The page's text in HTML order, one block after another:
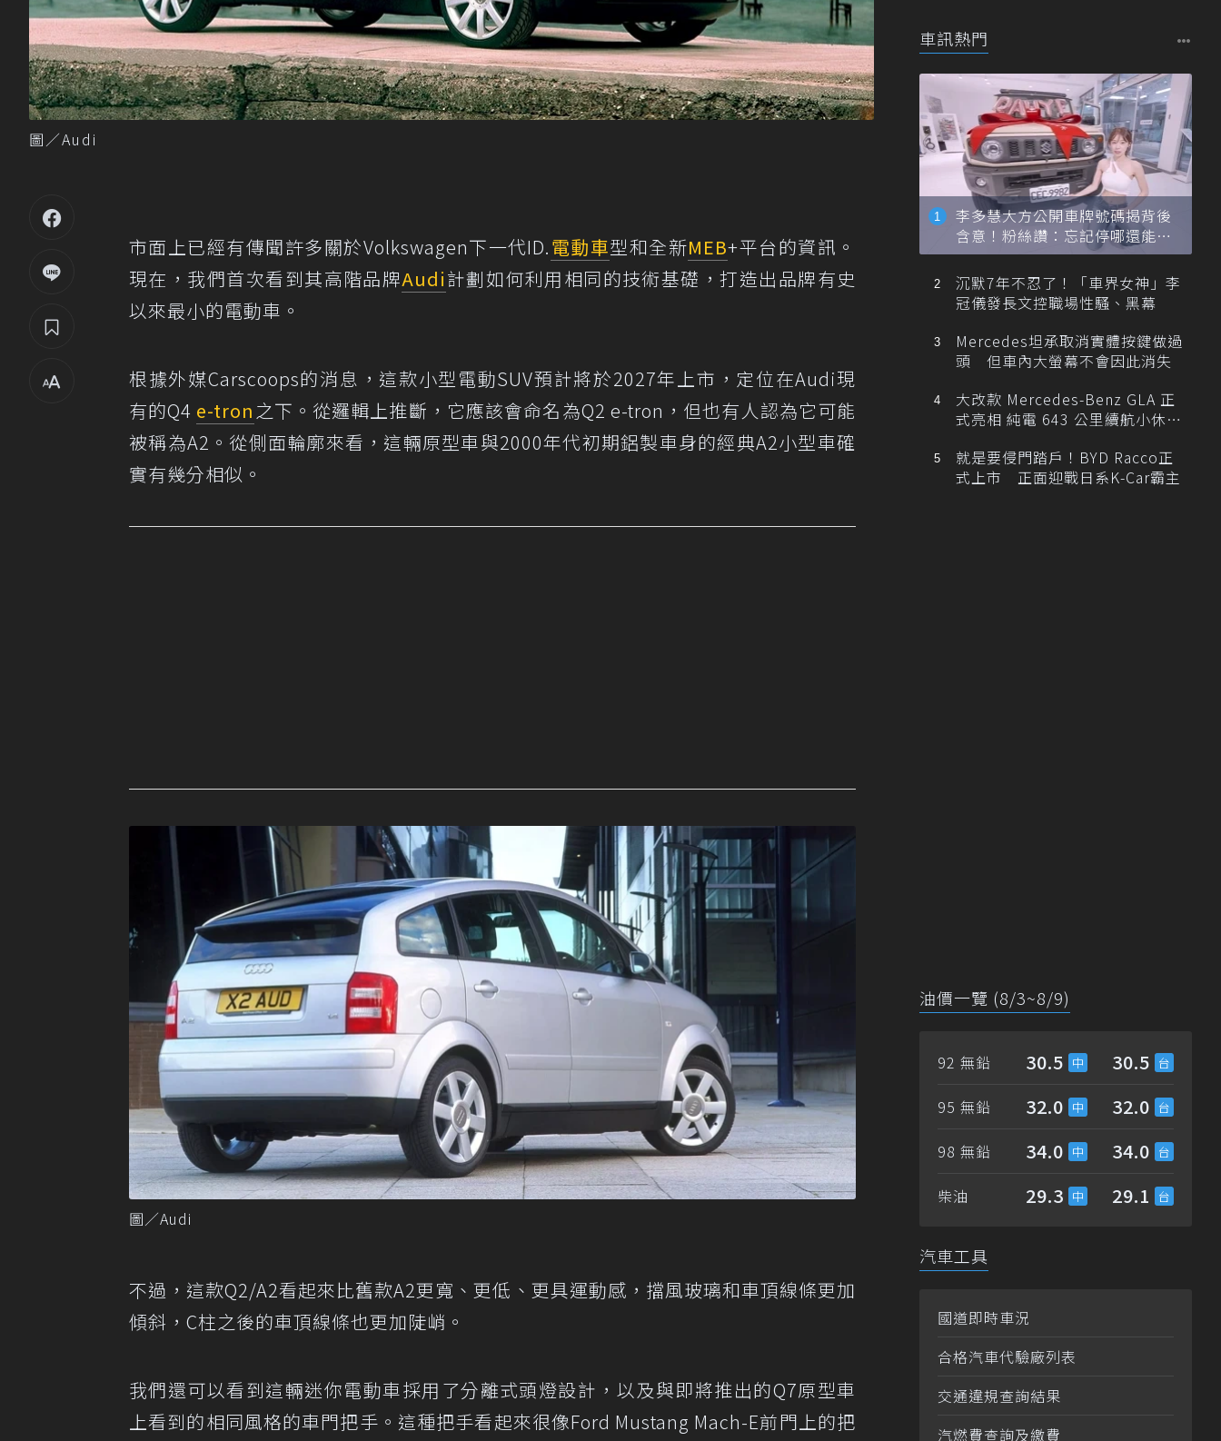
圖／Audi
市面上已經有傳聞許多關於Volkswagen下一代ID.電動車型和全新MEB+平台的資訊。
現在，我們首次看到其高階品牌Audi計劃如何利用相同的技術基礎，打造出品牌有史
以來最小的電動車。
根據外媒Carscoops的消息 ，這款小型電動SUV預計將於2027年上市，定位在Audi現
有的Q4 e-tron 之下。從邏輯上推斷，它應該會命名為Q2 e-tron，但也有人認為它可能
被稱為A2。從側面輪廓來看，這輛原型車與2000年代初期鋁製車身的經典A2小型車確
實有幾分相似。
圖／Audi
不過，這款Q2/A2看起來比舊款A2更寬、更低、更具運動感，擋風玻璃和車頂線條更加
傾斜，C柱之後的車頂線條也更加陡峭。
我們還可以看到這輛迷你電動車採用了分離式頭燈設計，以及與即將推出的Q7原型車
上看到的相同風格的車門把手。這種把手看起來很像Ford Mustang Mach-E前門上的把
車訊熱門
李多慧大方公開車牌號碼揭背後
含意！粉絲讚：忘記停哪還能幫
忙找車
沉默7年不忍了！「車界女神」李
冠儀發長文控職場性騷、黑幕
Mercedes坦承取消實體按鍵做過
頭 但車內大螢幕不會因此消失
大改款 Mercedes-Benz GLA 正
式亮相 純電 643 公里續航小休
就是要侵門踏戶！BYD Racco正
式上市 正面迎戰日系K-Car霸主
油價一覽 (8/3~8/9)
92 無鉛 30.5 30.5
95 無鉛 32.0 32.0
98 無鉛 34.0 34.0
柴油 29.3 29.1
汽車工具
國道即時車況
合格汽車代驗廠列表
交通違規查詢結果
汽燃費查詢及繳費